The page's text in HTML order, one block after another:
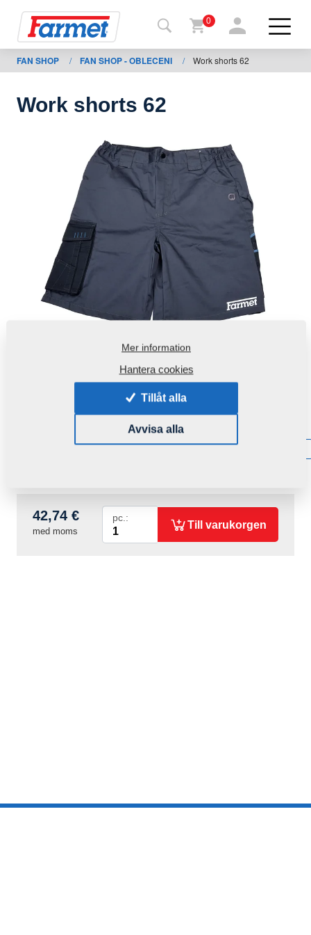
maskiner
För
nedladdning
0
FAN SHOP / FAN SHOP - OBLECENI / Work shorts 62
Work shorts 62
Produktkod: r00048
Tillgänglighet: Få information om tillgänglighet
42,74 €
med moms
pc.: Till varukorgen
Mer information
Hantera cookies
Tillåt alla
Avvisa alla